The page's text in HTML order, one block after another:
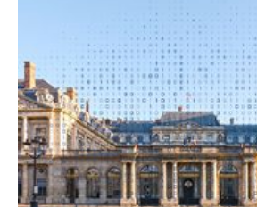
nouvellement
dégrad...
poursuit
sa
transformation
numérique
pour
une